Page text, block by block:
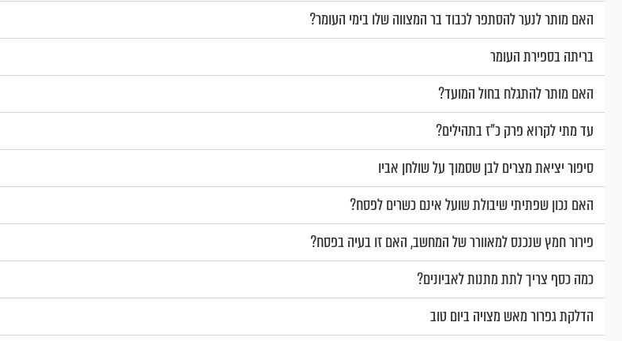
האם מותר לנער להסתפר לכבוד בר המצווה שלו בימי העומר?
בריתה בספירת העומר
האם מותר להתגלח בחול המועד?
עד מתי לקרוא פרק כ"ז בתהילים?
סיפור יציאת מצרים לבן שסמוך על שולחן אביו
האם נכון שפתיתי שיבולת שועל אינם כשרים לפסח?
פירור חמץ שנכנס למאוורר של המחשב, האם זו בעיה בפסח?
כמה כסף צריך לתת מתנות לאביונים?
הדלקת גפרור מאש מצויה ביום טוב